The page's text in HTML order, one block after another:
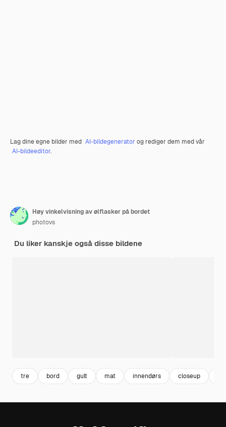
Lag dine egne bilder med AI-bildegenerator og rediger dem med vår
AI-bildeeditor.
Høy vinkelvisning av ølflasker på bordet
photovs
Du liker kanskje også disse bildene
tre bord gult mat innendørs closeup